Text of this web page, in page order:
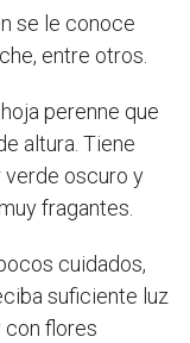
se le conoce
entre otros.
perenne que
altura. Tiene
verde oscuro y
fragantes.
cuidados,
suficiente luz
con flores